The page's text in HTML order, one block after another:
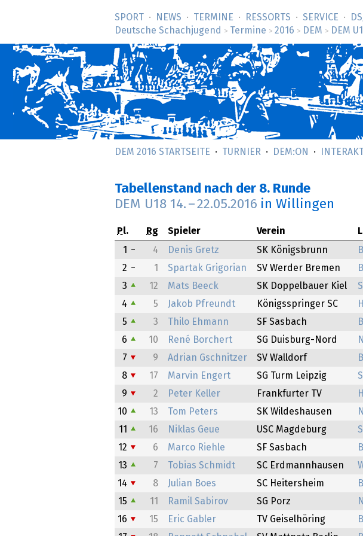
SPORT NEWS TERMINE RESSORTS SERVICE
Deutsche Schachjugend
> Termine > 2016 > DEM > DEM
DEM 2016 STARTSEITE TURNIER DEM:ON
Tabellenstand nach der 8. Runde
DEM U18 14. –22.05.2016 in Willingen
Pl. Rg Spieler Verein
1
4 Denis Gretz SK Königsbrunn
2
1 Spartak Grigorian SV Werder Bremen
3
12 Mats Beeck SK Doppelbauer Kiel
4
5 Jakob Pfreundt Königsspringer SC
5
3 Thilo Ehmann SF Sasbach
6
10 René Borchert SG Duisburg-Nord
7
9 Adrian Gschnitzer SV Walldorf
8
17 Marvin Engert SG Turm Leipzig
9
2 Peter Keller Frankfurter TV
10
13 Tom Peters SK Wildeshausen
11
16 Niklas Geue USC Magdeburg
12
6 Marco Riehle SF Sasbach
13
7 Tobias Schmidt SC Erdmannhausen
14
8 Julian Boes SC Heitersheim
15
11 Ramil Sabirov SG Porz
16
15 Eric Gabler TV Geiselhöring